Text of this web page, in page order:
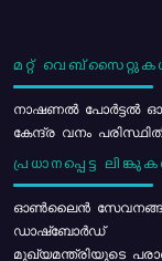
മറ്റ്
നാഷണൽ പോർട്ടൽ
കേന്ദ്ര വനം
പ്രധാനപ്പെട്ട
ഓൺലൈൻ
ഡാഷ്ബോർഡ്
മുഖ്യമന്ത്രിയുടെ